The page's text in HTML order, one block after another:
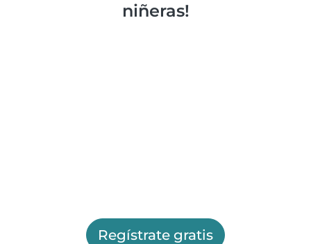
niñeras!
Regístrate gratis